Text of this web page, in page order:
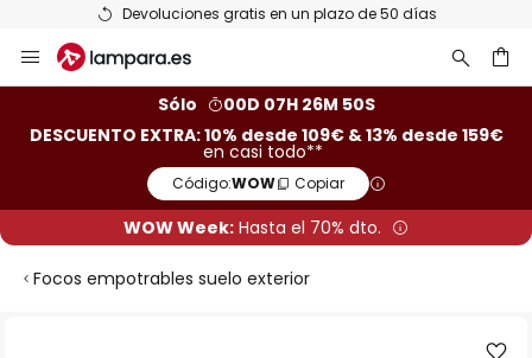
Devoluciones gratis en un plazo de 50 días
al
Sólo
00D 07H 26M 49S
DESCUENTO EXTRA: 10% desde 109€ & 13% desde 159€
en casi todo**
Código:WOW Copiar
WOW Week: Hasta el 70% dto.
Focos empotrables suelo exterior